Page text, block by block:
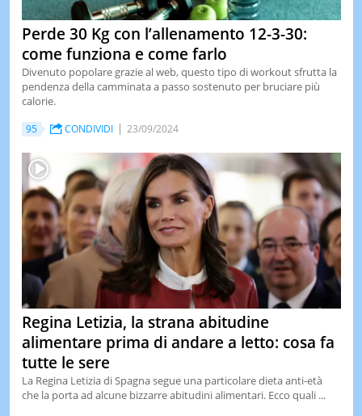
Perde 30 Kg con l’allenamento 12-3-30:
come funziona e come farlo
Divenuto popolare grazie al web, questo tipo di workout sfrutta la
pendenza della camminata a passo sostenuto per bruciare più
calorie.
95 CONDIVIDI 23/09/2024
Regina Letizia, la strana abitudine
alimentare prima di andare a letto: cosa fa
tutte le sere
La Regina Letizia di Spagna segue una particolare dieta anti-età
che la porta ad alcune bizzarre abitudini alimentari. Ecco quali ...